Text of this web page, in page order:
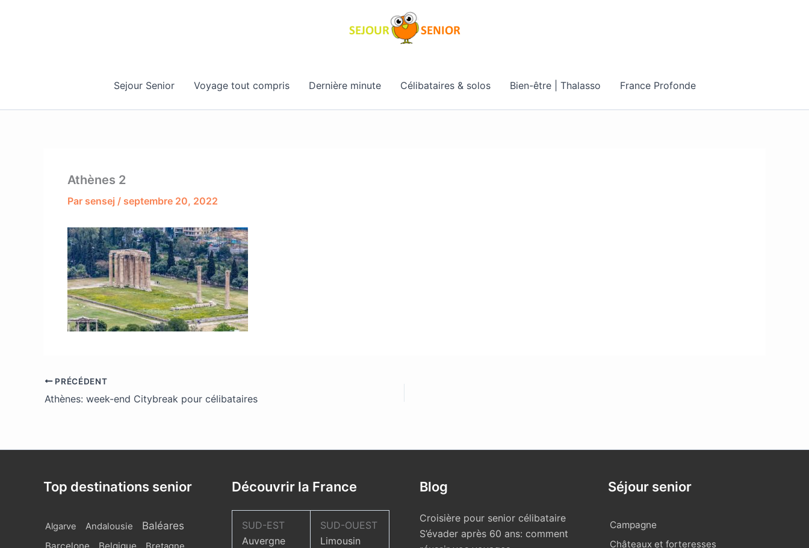
Sejour Senior Voyage tout compris Dernière minute Célibataires & solos Bien-être | Thalasso France Profonde
Athènes 2
Par sensej / septembre 20, 2022
PRÉCÉDENT
Athènes: week-end Citybreak pour célibataires
Top destinations senior
Algarve Andalousie Baléares
Découvrir la France
SUD-EST
Auvergne
SUD-OUEST
Limousin
Blog
Croisière pour senior célibataire
S’évader après 60 ans: comment
Séjour senior
Campagne
Châteaux et forteresses